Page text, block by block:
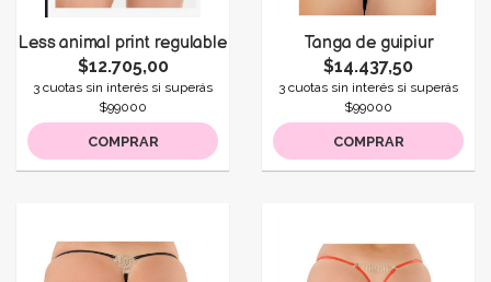
Less animal print regulable
$12.705,00
3 cuotas sin interés si superás
$99000
COMPRAR
Tanga de guipiur
$14.437,50
3 cuotas sin interés si superás
$99000
COMPRAR